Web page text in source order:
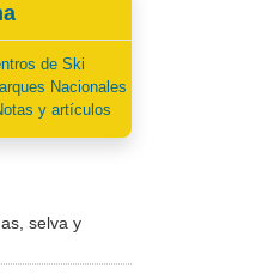
de Ski
Nacionales
y artículos
selva y